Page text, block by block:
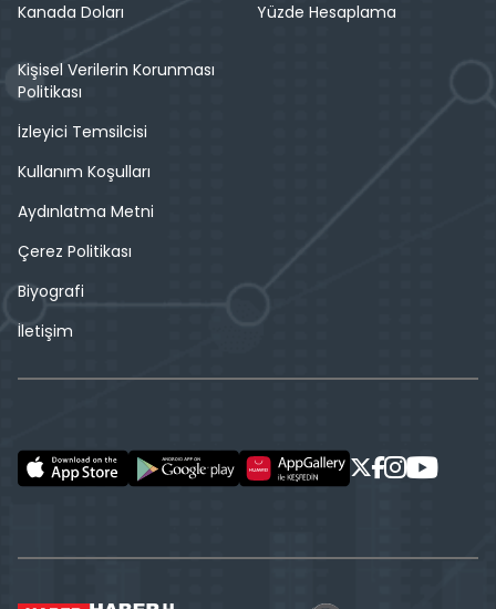
Kanada Doları
Yüzde Hesaplama
Kişisel Verilerin Korunması
Politikası
İzleyici Temsilcisi
Kullanım Koşulları
Aydınlatma Metni
Çerez Politikası
Biyografi
İletişim